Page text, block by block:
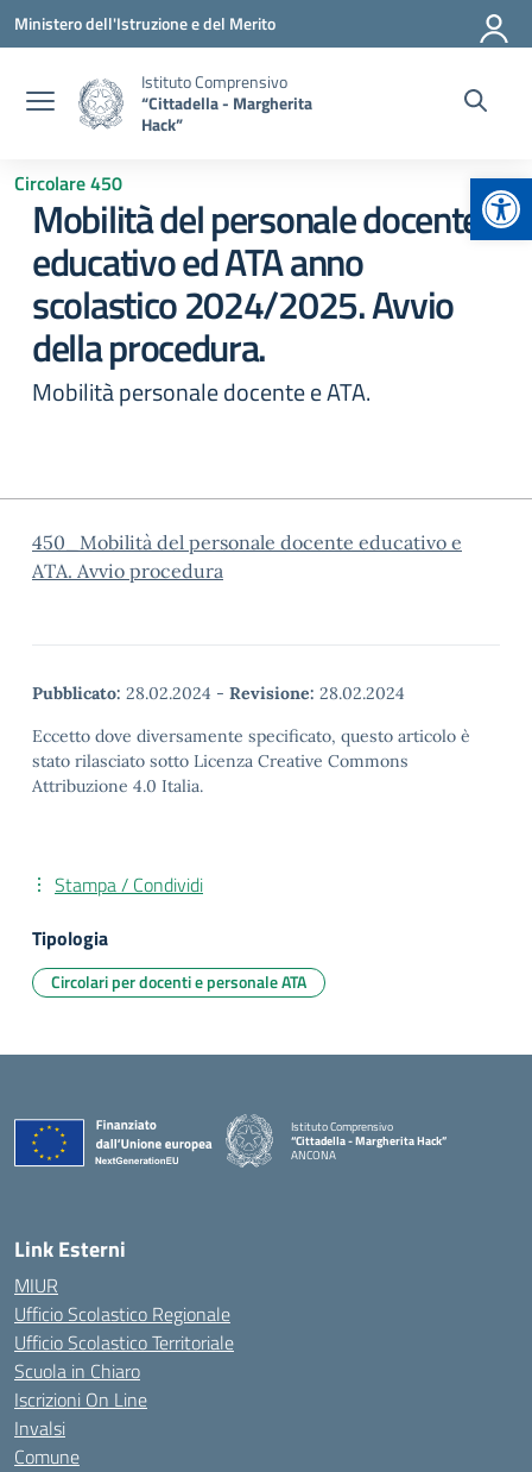
Vai ai contenuti
Vai al menu di navigazione
Vai al footer
Ministero dell'Istruzione e del Merito
Istituto Comprensivo
“Cittadella - Margherita
Hack”
Circolare 450
Mobilità del personale docente,
educativo ed ATA anno
scolastico 2024/2025. Avvio
della procedura.
Mobilità personale docente e ATA.
450_Mobilità del personale docente educativo e
ATA. Avvio procedura
Pubblicato: 28.02.2024 - Revisione: 28.02.2024
Eccetto dove diversamente specificato, questo articolo è
stato rilasciato sotto Licenza Creative Commons
Attribuzione 4.0 Italia.
Stampa / Condividi
Tipologia
Circolari per docenti e personale ATA
Istituto Comprensivo
“Cittadella - Margherita Hack”
ANCONA
Link Esterni
MIUR
Ufficio Scolastico Regionale
Ufficio Scolastico Territoriale
Scuola in Chiaro
Iscrizioni On Line
Invalsi
Comune